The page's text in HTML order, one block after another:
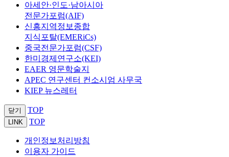
아세안·인도·남아시아
전문가포럼(AIF)
신흥지역정보종합
지식포탈(EMERiCs)
중국전문가포럼(CSF)
한미경제연구소(KEI)
EAER 영문학술지
APEC 연구센터 컨소시엄 사무국
KIEP 뉴스레터
닫기 TOP
LINK TOP
개인정보처리방침
이용자 가이드